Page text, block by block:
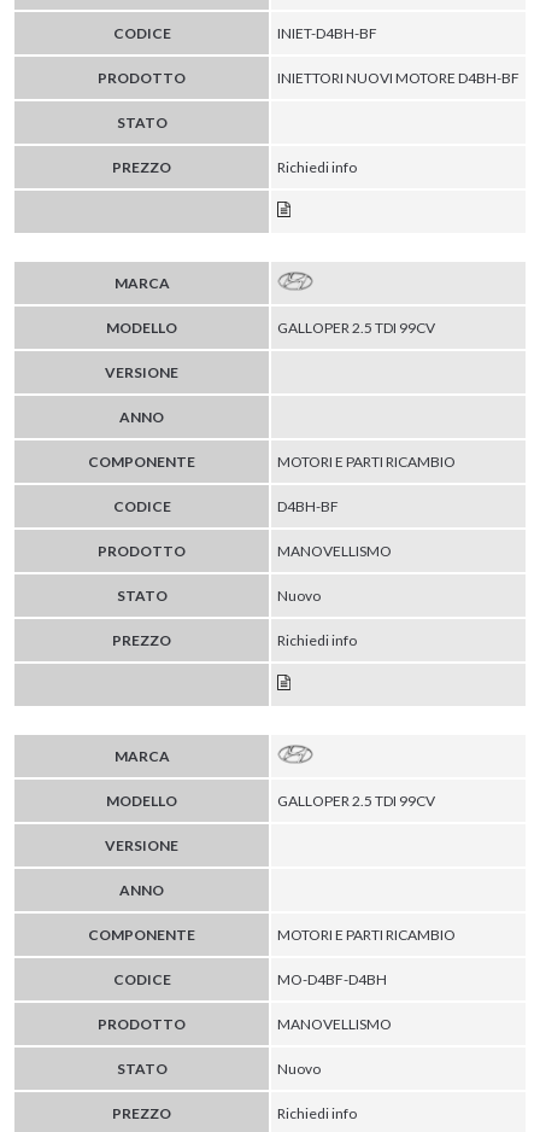
CODICE INIET-D4BH-BF
PRODOTTO INIETTORI NUOVI MOTORE D4BH-BF
STATO
PREZZO Richiedi info
MARCA
MODELLO GALLOPER 2.5 TDI 99CV
VERSIONE
ANNO
COMPONENTE MOTORI E PARTI RICAMBIO
CODICE D4BH-BF
PRODOTTO MANOVELLISMO
STATO Nuovo
PREZZO Richiedi info
MARCA
MODELLO GALLOPER 2.5 TDI 99CV
VERSIONE
ANNO
COMPONENTE MOTORI E PARTI RICAMBIO
CODICE MO-D4BF-D4BH
PRODOTTO MANOVELLISMO
STATO Nuovo
PREZZO Richiedi info